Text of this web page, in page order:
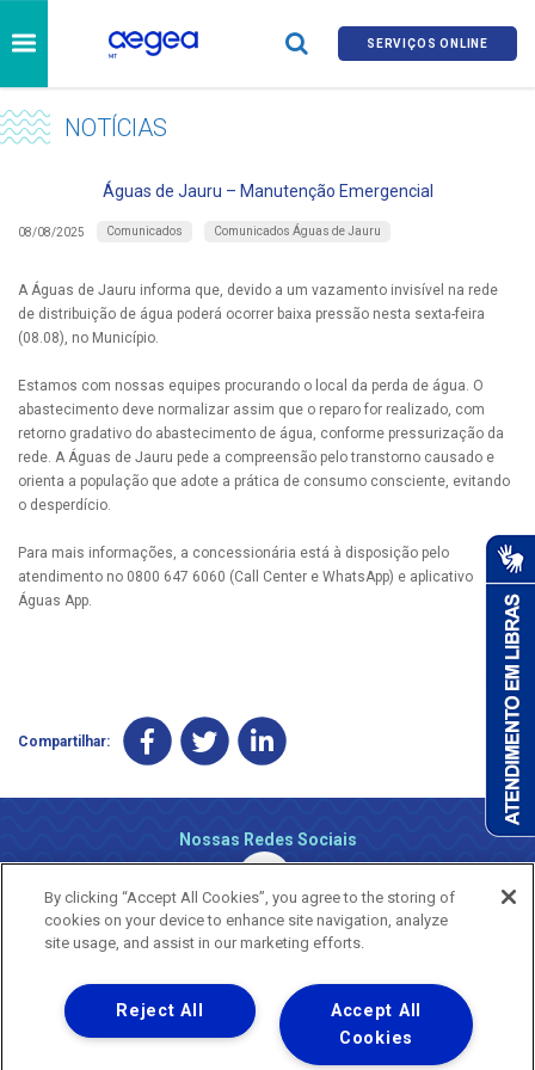
SERVIÇOS ONLINE
NOTÍCIAS
Águas de Jauru – Manutenção Emergencial
08/08/2025 Comunicados Comunicados Águas de Jauru
A Águas de Jauru informa que, devido a um vazamento invisível na rede
de distribuição de água poderá ocorrer baixa pressão nesta sexta-feira
(08.08), no Município.​
Estamos com nossas equipes procurando o local da perda de água. O
abastecimento deve normalizar assim que o reparo for realizado, com
retorno gradativo do abastecimento de água, conforme pressurização da
rede. A Águas de Jauru pede a compreensão pelo transtorno causado e
orienta a população que adote a prática de consumo consciente, evitando
o desperdício.​
Para mais informações, a concessionária está à disposição pelo
atendimento no 0800 647 6060 (Call Center e WhatsApp) e aplicativo
Águas App.​
Compartilhar:
Nossas Redes Sociais
Uma empresa
Copyright ® 2026 - Todos os Direitos Reservados.
By clicking “Accept All Cookies”, you agree to the storing of
cookies on your device to enhance site navigation, analyze
site usage, and assist in our marketing efforts.
Accept All
Cookies
Reject All